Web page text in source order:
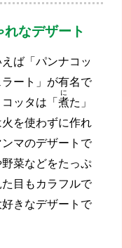
なデザート
ば「パンナコッ
ート」が有名で
ッタは「煮
に
た」
を使わずに作れ
マのデザートで
野菜などをたっぷ
目もカラフルで
きなデザートで